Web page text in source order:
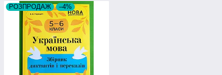
РОЗПРОДАЖ –4%